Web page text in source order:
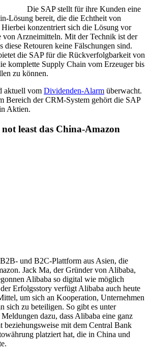
Die SAP stellt für ihre Kunden eine
Lösung bereit, die die Echtheit von
konzentriert sich die Lösung vor
von Arzneimitteln. Mit der Technik ist der
diese Retouren keine Fälschungen sind.
die SAP für die Rückverfolgbarkeit von
komplette Supply Chain vom Erzeuger bis
zu können.
aktuell vom Dividenden-Alarm überwacht.
Bereich der CRM-System gehört die SAP
Aktien.
least das China-Amazon
und B2C-Plattform aus Asien, die
Jack Ma, der Gründer von Alibaba,
Alibaba so digital wie möglich
Erfolgsstory verfügt Alibaba auch heute
um sich an Kooperation, Unternehmen
sich zu beteiligen. So gibt es unter
dazu, dass Alibaba eine ganz
beziehungsweise mit dem Central Bank
platziert hat, die in China und